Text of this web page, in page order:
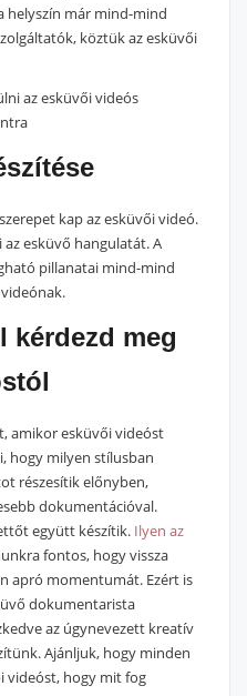
helyszín már mind-mind
köztük az esküvői
az esküvői videós
kap az esküvői videó.
esküvő hangulatát. A
pillanatai mind-mind
kérdezd meg
amikor esküvői videóst
hogy milyen stílusban
részesítik előnyben,
dokumentációval.
együtt készítik. Ilyen az
fontos, hogy vissza
apró momentumát. Ezért is
dokumentarista
az úgynevezett kreatív
Ajánljuk, hogy minden
videóst, hogy mit fog